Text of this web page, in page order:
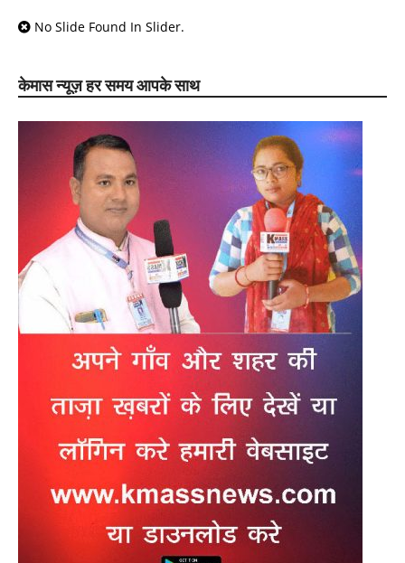
No Slide Found In Slider.
केमास न्यूज़ हर समय आपके साथ